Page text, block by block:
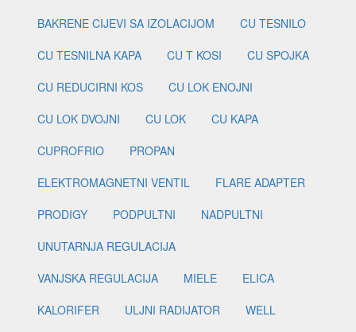
BAKRENE CIJEVI SA IZOLACIJOM
CU TESNILO
CU TESNILNA KAPA
CU T KOSI
CU SPOJKA
CU REDUCIRNI KOS
CU LOK ENOJNI
CU LOK DVOJNI
CU LOK
CU KAPA
CUPROFRIO
PROPAN
ELEKTROMAGNETNI VENTIL
FLARE ADAPTER
PRODIGY
PODPULTNI
NADPULTNI
UNUTARNJA REGULACIJA
VANJSKA REGULACIJA
MIELE
ELICA
KALORIFER
ULJNI RADIJATOR
WELL